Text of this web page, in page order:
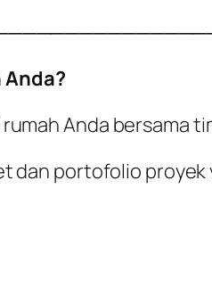
Anda bersama
dan portofolio